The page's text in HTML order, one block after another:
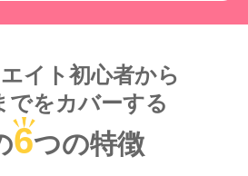
イト初心者から
でをカバーする
6つの特徴